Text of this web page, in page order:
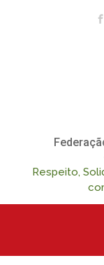
Skip to main
Respeito,